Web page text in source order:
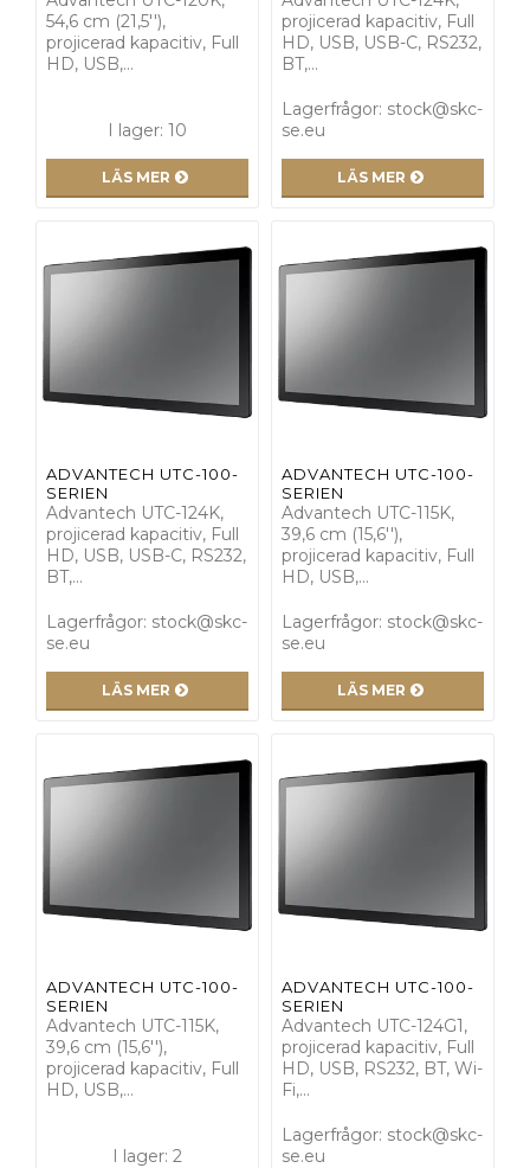
54,6 cm (21,5''),
projicerad kapacitiv, Full
HD, USB,…
I lager: 10
LÄS MER
projicerad kapacitiv, Full
HD, USB, USB-C, RS232,
BT,…
Lagerfrågor: stock@skc-
se.eu
LÄS MER
ADVANTECH UTC-100-
SERIEN
Advantech UTC-124K,
projicerad kapacitiv, Full
HD, USB, USB-C, RS232,
BT,…
Lagerfrågor: stock@skc-
se.eu
LÄS MER
ADVANTECH UTC-100-
SERIEN
Advantech UTC-115K,
39,6 cm (15,6''),
projicerad kapacitiv, Full
HD, USB,…
Lagerfrågor: stock@skc-
se.eu
LÄS MER
ADVANTECH UTC-100-
SERIEN
Advantech UTC-115K,
39,6 cm (15,6''),
projicerad kapacitiv, Full
HD, USB,…
I lager: 2
ADVANTECH UTC-100-
SERIEN
Advantech UTC-124G1,
projicerad kapacitiv, Full
HD, USB, RS232, BT, Wi-
Fi,…
Lagerfrågor: stock@skc-
se.eu